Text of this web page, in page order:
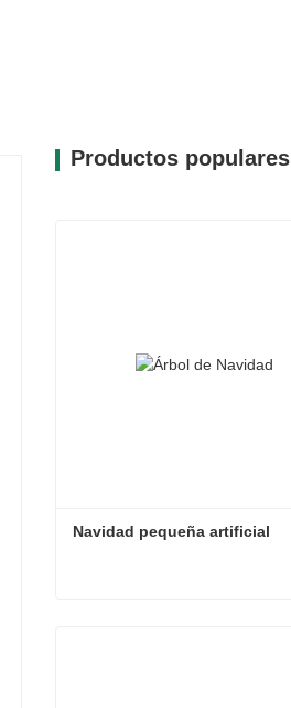
Productos populares
Navidad pequeña artificial